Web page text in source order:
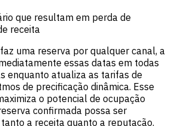
que resultam em perda de
receita
uma reserva por qualquer canal, a
essas datas em todas
enquanto atualiza as tarifas de
de precificação dinâmica. Esse
o potencial de ocupação
confirmada possa ser
a receita quanto a reputação.